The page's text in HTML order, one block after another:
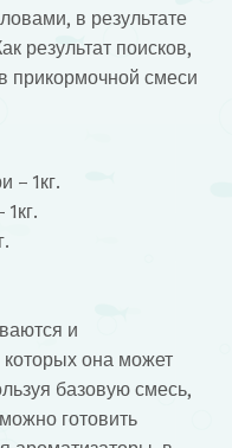
в результате
результат поисков,
прикормочной смеси
– 1кг.
и
которых она может
базовую смесь,
готовить